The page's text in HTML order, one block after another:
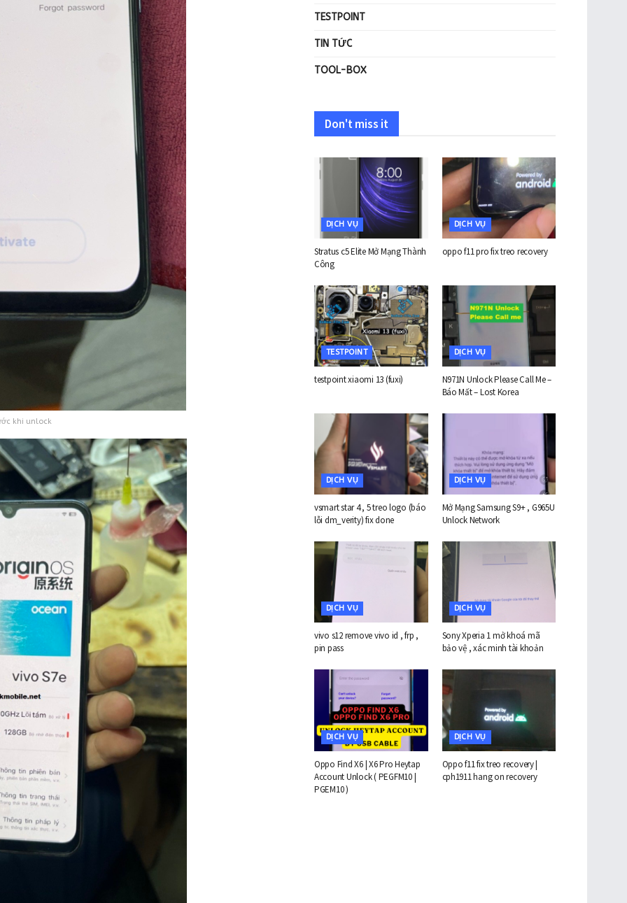
khi unlock
TESTPOINT
TIN TỨC
TOOL-BOX
Don't miss it
DỊCH VỤ
Stratus c5 Elite Mở Mạng Thành
Công
DỊCH VỤ
oppo f11 pro fix treo recovery
TESTPOINT
testpoint xiaomi 13 (fuxi)
DỊCH VỤ
N971N Unlock Please Call Me –
Báo Mất – Lost Korea
DỊCH VỤ
vsmart star 4 , 5 treo logo (báo
lỗi dm_verity) fix done
DỊCH VỤ
Mở Mạng Samsung S9+ , G965U
Unlock Network
DỊCH VỤ
vivo s12 remove vivo id , frp ,
pin pass
DỊCH VỤ
Sony Xperia 1 mở khoá mã
bảo vệ , xác minh tài khoản
DỊCH VỤ
Oppo Find X6 | X6 Pro Heytap
Account Unlock ( PEGFM10 |
PGEM10 )
DỊCH VỤ
Oppo f11 fix treo recovery |
cph1911 hang on recovery